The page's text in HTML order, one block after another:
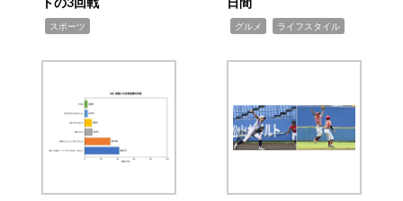
スポーツ グルメ ライフスタイル